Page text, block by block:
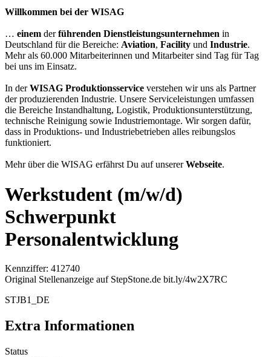
Willkommen bei der WISAG
… einem derführenden Dienstleistungsunternehmen in
Deutschland für die Bereiche: Aviation, Facility und Industrie.
Mehr als 60.000 Mitarbeiterinnen und Mitarbeiter sind Tag für Tag
bei uns im Einsatz.
In derWISAG Produktionsservice verstehen wir uns als Partner
der produzierenden Industrie. Unsere Serviceleistungen umfassen
die Bereiche Instandhaltung, Logistik, Produktionsunterstützung,
technische Reinigung sowie Industriemontage. Wir sorgen dafür,
dass in Produktions- und Industriebetrieben alles reibungslos
funktioniert.
Mehr über die WISAG erfährst Du auf unsererWebseite.
Werkstudent (m/w/d)
Schwerpunkt
Personalentwicklung
Kennziffer: 412740
Original Stellenanzeige auf StepStone.de bit.ly/4w2X7RC
STJB1_DE
Extra Informationen
Status